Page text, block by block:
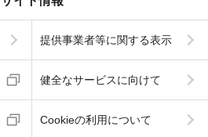
提供事業者等に関する表示
健全なサービスに向けて
Cookieの利用について